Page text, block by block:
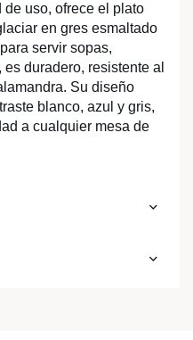
uso, ofrece el plato
en gres esmaltado
servir sopas,
duradero, resistente al
Su diseño
blanco, azul y gris,
a cualquier mesa de